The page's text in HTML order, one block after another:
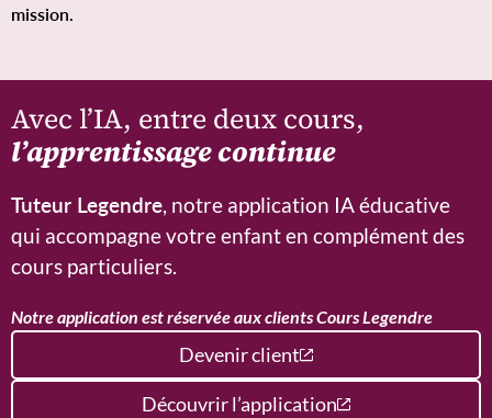
mission.
Avec l’IA, entre deux cours,
l’apprentissage continue
Tuteur Legendre, notre application IA éducative
qui accompagne votre enfant en complément des
cours particuliers.
Notre application est réservée aux clients Cours Legendre
Devenir client
Découvrir l’application